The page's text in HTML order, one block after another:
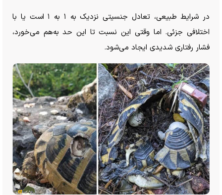
در شرایط طبیعی، تعادل جنسیتی نزدیک به ۱ به ۱ است یا با
اختلافی جزئی. اما وقتی این نسبت تا این حد به‌هم می‌خورد،
فشار رفتاری شدیدی ایجاد می‌شود.